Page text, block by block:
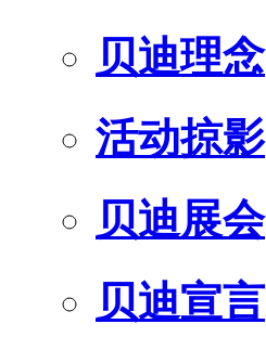
贝迪理念
活动掠影
贝迪展会
贝迪宣言